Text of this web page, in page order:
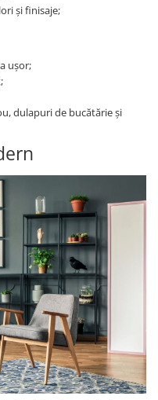
și finisaje;
ușor;
dulapuri de bucătărie și